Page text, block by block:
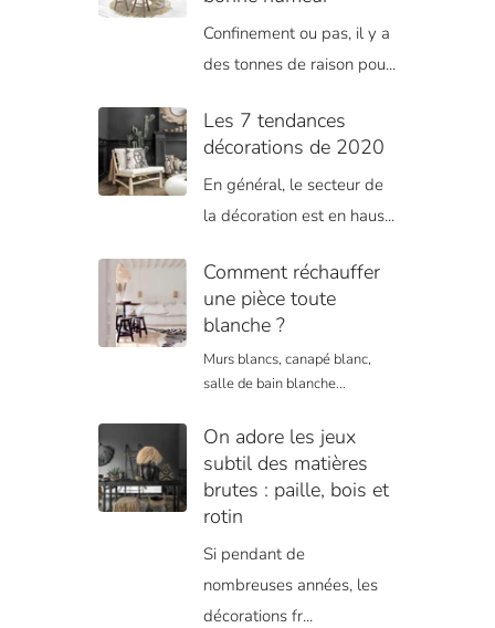
Confinement ou pas, il y a
des tonnes de raison pou...
Les 7 tendances
décorations de 2020
En général, le secteur de
la décoration est en haus...
Comment réchauffer
une pièce toute
blanche ?
Murs blancs, canapé blanc,
salle de bain blanche...
On adore les jeux
subtil des matières
brutes : paille, bois et
rotin
Si pendant de
nombreuses années, les
décorations fr...